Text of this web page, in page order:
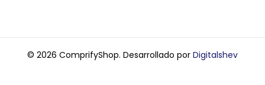
© 2026 ComprifyShop. Desarrollado por Digitalshev